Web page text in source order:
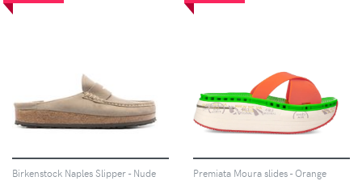
Birkenstock Naples Slipper - Nude Premiata Moura slides - Orange